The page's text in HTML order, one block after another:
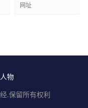
人物
.保留所有权利